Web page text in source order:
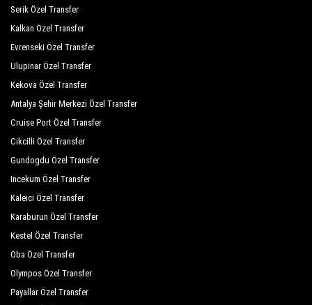
Yellow Stars Hotel
Baia Kemer Club
Otium Park Club Akman
Pasha`S Princess Hotel
Elit Life Hotel
Ares City Çamyuva
Armada Park Hotel
Asteria Hotel Fantasia
Istanbul Beach Hotel
Serik Özel Transfer
Kalkan Özel Transfer
Evrenseki Özel Transfer
Ulupinar Özel Transfer
Kekova Özel Transfer
Antalya Şehir Merkezi Özel Transfer
Cruise Port Özel Transfer
Cikcilli Özel Transfer
Gundogdu Özel Transfer
Incekum Özel Transfer
Kaleici Özel Transfer
Karaburun Özel Transfer
Kestel Özel Transfer
Oba Özel Transfer
Olympos Özel Transfer
Payallar Özel Transfer